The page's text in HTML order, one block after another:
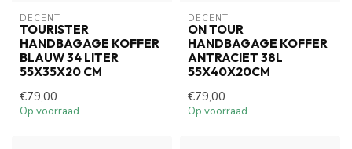
DECENT
TOURISTER
HANDBAGAGE KOFFER
BLAUW 34 LITER
55X35X20 CM
€79,00
Op voorraad
DECENT
ON TOUR
HANDBAGAGE KOFFER
ANTRACIET 38L
55X40X20CM
€79,00
Op voorraad